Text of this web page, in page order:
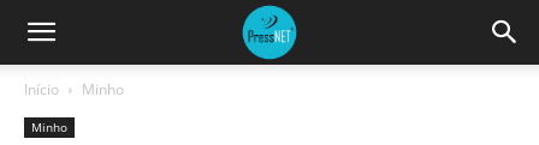
Início Minho
Minho